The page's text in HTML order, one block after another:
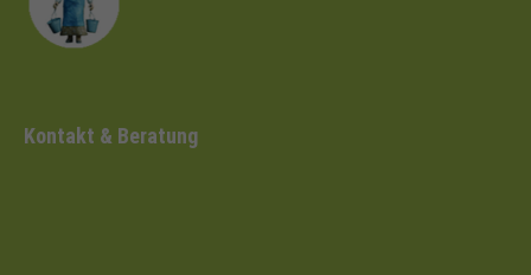
Kontakt & Beratung